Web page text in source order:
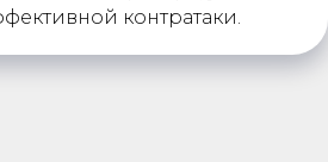
контратаки.